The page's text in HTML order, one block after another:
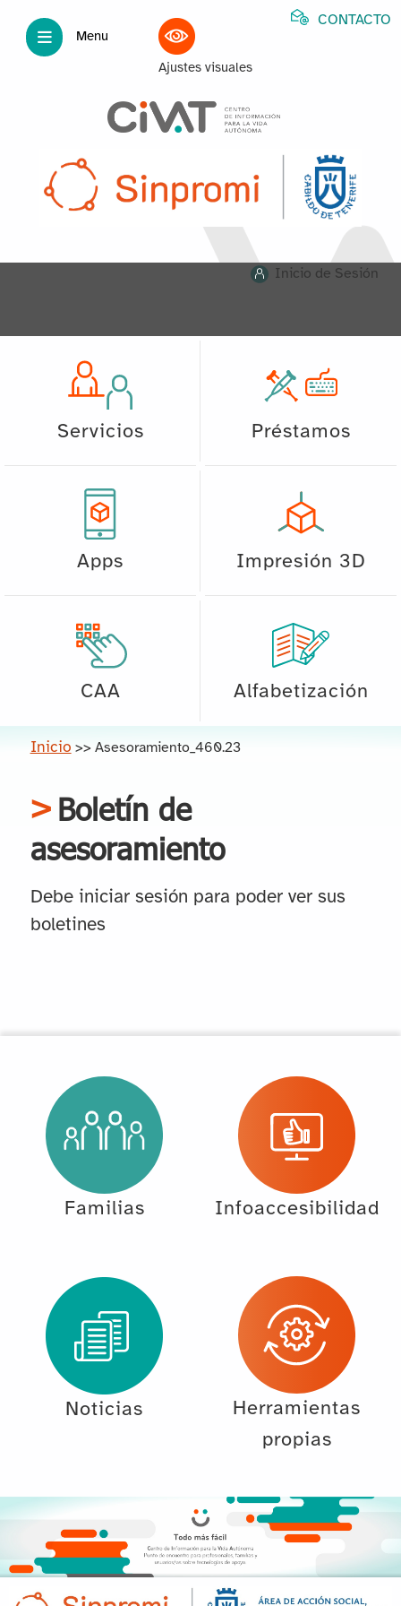
Menu
Ajustes visuales
CONTACTO
Inicio de Sesión
Servicios Préstamos
Apps Impresión 3D
CAA Alfabetización
Inicio >> Asesoramiento_460.23
Boletín de
asesoramiento
Debe iniciar sesión para poder ver sus
boletines
Familias Infoaccesibilidad
Noticias
Herramientas
propias